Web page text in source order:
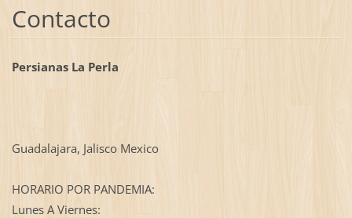
Contacto
Persianas La Perla
Guadalajara, Jalisco Mexico
HORARIO POR PANDEMIA:
Lunes A Viernes: